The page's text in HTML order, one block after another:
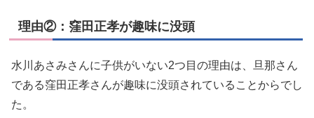
理由②：窪田正孝が趣味に没頭
水川あさみさんに子供がいない2つ目の理由は、旦那さん
である窪田正孝さんが趣味に没頭されていることからでし
た。